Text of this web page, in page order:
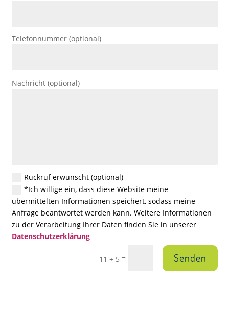
Telefonnummer (optional)
Nachricht (optional)
Rückruf erwünscht (optional)
*Ich willige ein, dass diese Website meine
übermittelten Informationen speichert, sodass meine
Anfrage beantwortet werden kann. Weitere Informationen
zu der Verarbeitung Ihrer Daten finden Sie in unserer
Datenschutzerklärung
11 + 5 = Senden